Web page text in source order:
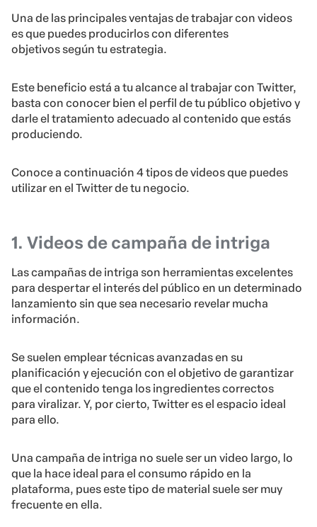
Una de las principales ventajas de trabajar con videos
es que puedes producirlos con diferentes
objetivos según tu estrategia.
Este beneficio está a tu alcance al trabajar con Twitter,
basta con conocer bien el perfil de tu público objetivo y
darle el tratamiento adecuado al contenido que estás
produciendo.
Conoce a continuación 4 tipos de videos que puedes
utilizar en el Twitter de tu negocio.
1. Videos de campaña de intriga
Las campañas de intriga son herramientas excelentes
para despertar el interés del público en un determinado
lanzamiento sin que sea necesario revelar mucha
información.
Se suelen emplear técnicas avanzadas en su
planificación y ejecución con el objetivo de garantizar
que el contenido tenga los ingredientes correctos
para viralizar. Y, por cierto, Twitter es el espacio ideal
para ello.
Una campaña de intriga no suele ser un video largo, lo
que la hace ideal para el consumo rápido en la
plataforma, pues este tipo de material suele ser muy
frecuente en ella.